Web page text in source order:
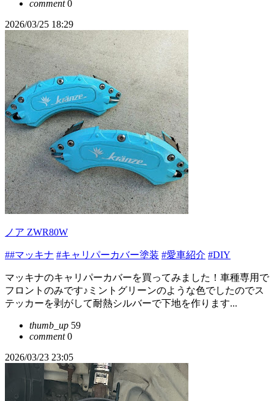
comment0
2026/03/25 18:29
ノア ZWR80W
##マッキナ #キャリパーカバー塗装 #愛車紹介 #DIY
マッキナのキャリパーカバーを買ってみました！車種専用で
フロントのみです♪ミントグリーンのような色でしたのでス
テッカーを剥がして耐熱シルバーで下地を作ります...
thumb_up 59
comment0
2026/03/23 23:05